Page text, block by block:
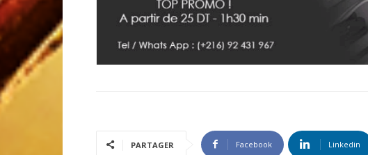
PARTAGER Facebook Linkedin